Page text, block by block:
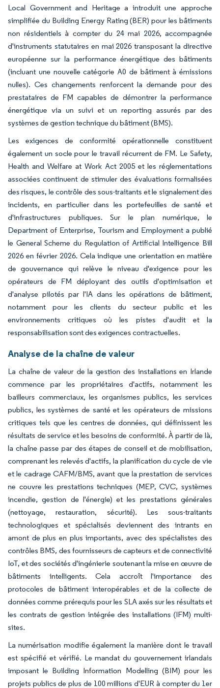
Local Government and Heritage a introduit une approche
simplifiée du Building Energy Rating (BER) pour les bâtiments
non résidentiels à compter du 24 mai 2026, accompagnée
d'instruments statutaires en mai 2026 transposant la directive
européenne sur la performance énergétique des bâtiments
(incluant une nouvelle catégorie A0 de bâtiment à émissions
nulles). Ces changements renforcent la demande pour des
prestataires de FM capables de démontrer la performance
énergétique via un suivi et un reporting assurés par des
systèmes de gestion technique du bâtiment (BMS).
Les exigences de conformité opérationnelle constituent
également un socle pour le travail récurrent de FM. Le Safety,
Health and Welfare at Work Act 2005 et les réglementations
associées continuent de stimuler des évaluations formalisées
des risques, le contrôle des sous-traitants et le signalement des
incidents, en particulier dans les portefeuilles de santé et
d'infrastructures publiques. Sur le plan numérique, le
Department of Enterprise, Tourism and Employment a publié
le General Scheme du Regulation of Artificial Intelligence Bill
2026 en février 2026. Cela indique une orientation en matière
de gouvernance qui relève le niveau d'exigence pour les
opérateurs de FM déployant des outils d'optimisation et
d'analyse pilotés par l'IA dans les opérations de bâtiment,
notamment pour les clients du secteur public et les
environnements critiques où les pistes d'audit et la
responsabilisation sont des exigences contractuelles.
Analyse de la chaîne de valeur
La chaîne de valeur de la gestion des installations en Irlande
commence par les propriétaires d'actifs, notamment les
bailleurs commerciaux, les organismes publics, les services
publics, les systèmes de santé et les opérateurs de missions
critiques tels que les centres de données, qui définissent les
résultats de service et les besoins de conformité. À partir de là,
la chaîne passe par des étapes de conseil et de mobilisation,
comprenant les relevés d'actifs, la planification du cycle de vie
et le cadrage CAFM/BMS, avant que la prestation de services
ne couvre les prestations techniques (MEP, CVC, systèmes
incendie, gestion de l'énergie) et les prestations générales
(nettoyage, restauration, sécurité). Les sous-traitants
technologiques et spécialisés deviennent des intrants en
amont de plus en plus importants, avec des spécialistes des
contrôles BMS, des fournisseurs de capteurs et de connectivité
IoT, et des sociétés d'ingénierie soutenant la mise en œuvre de
bâtiments intelligents. Cela accroît l'importance des
protocoles de bâtiment interopérables et de la collecte de
données comme prérequis pour les SLA axés sur les résultats et
les contrats de gestion intégrée des installations (IFM) multi-
sites.
La numérisation modifie également la manière dont le travail
est spécifié et vérifié. Le mandat du gouvernement irlandais
imposant le Building Information Modelling (BIM) pour les
projets publics de plus de 100 millions d'EUR à compter du 1er